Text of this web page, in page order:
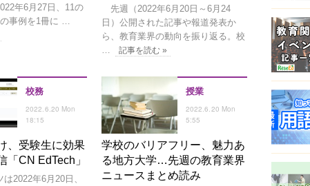
年6月27日、11の
事例を1冊に …
先週（2022年6月20日～6月24
日）公開された記事や報道発表か
ら、教育業界の動向を振り返る。校
…
記事を読む »
校務
2022.6.20 Mon
18:15
、受験生に効果
「CN EdTech」
2022年6月20日、
授業
2022.6.20 Mon
5:55
学校のバリアフリー、魅力あ
る地方大学…先週の教育業界
ニュースまとめ読み